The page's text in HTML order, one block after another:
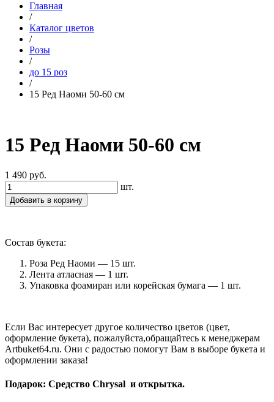
Главная
/
Каталог цветов
/
Розы
/
до 15 роз
/
15 Ред Наоми 50-60 см
15 Ред Наоми 50-60 см
1 490 руб.
шт.
Добавить в корзину
Состав букета:
Роза Ред Наоми — 15 шт.
Лента атласная — 1 шт.
Упаковка фоамиран или корейская бумага — 1 шт.
Если Вас интересует другое количество цветов (цвет,
оформление букета), пожалуйста,обращайтесь к менеджерам
Artbuket64.ru. Они с радостью помогут Вам в выборе букета и
оформлении заказа!
Подарок: Средство Chrysal и открытка.